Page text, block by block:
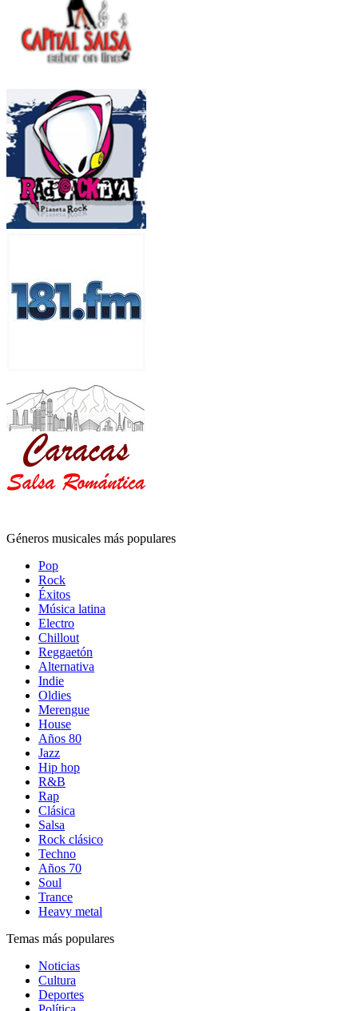
Géneros musicales más populares
Pop
Rock
Éxitos
Música latina
Electro
Chillout
Reggaetón
Alternativa
Indie
Oldies
Merengue
House
Años 80
Jazz
Hip hop
R&B
Rap
Clásica
Salsa
Rock clásico
Techno
Años 70
Soul
Trance
Heavy metal
Temas más populares
Noticias
Cultura
Deportes